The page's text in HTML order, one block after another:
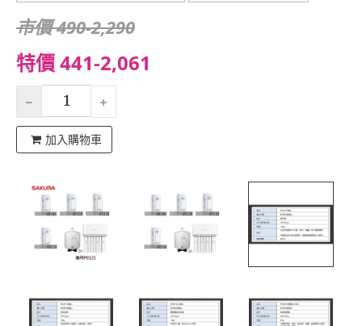
市價 490-2,290
特價 441-2,061
加入購物車